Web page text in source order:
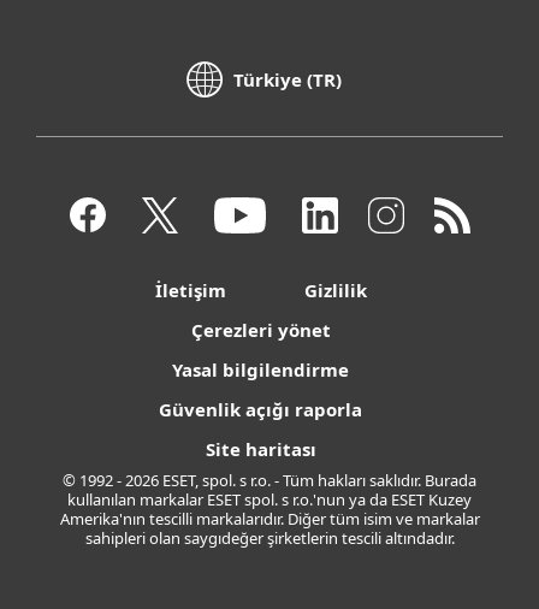
Türkiye (TR)
İletişim
Gizlilik
Çerezleri yönet
Yasal bilgilendirme
Güvenlik açığı raporla
Site haritası
© 1992 - 2026 ESET, spol. s r.o. - Tüm hakları saklıdır. Burada
kullanılan markalar ESET spol. s r.o.'nun ya da ESET Kuzey
Amerika'nın tescilli markalarıdır. Diğer tüm isim ve markalar
sahipleri olan saygıdeğer şirketlerin tescili altındadır.